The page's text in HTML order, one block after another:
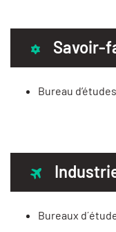
Savoir-
Bureau
Bureaux